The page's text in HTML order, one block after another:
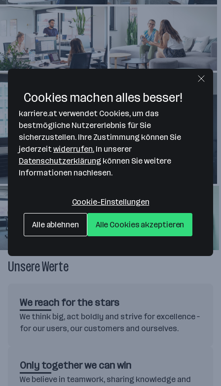
+ 6
Unsere Werte
We reach for the stars
We think big, act boldly and strive for excellence –
for our users, our customers and ourselves.
Only together we can win
We believe in teamwork, sharing knowledge and
Cookies machen alles besser!
karriere.at verwendet Cookies, um das
bestmögliche Nutzererlebnis für Sie
sicherzustellen. Ihre Zustimmung können Sie
jederzeitwiderrufen. In unserer
Datenschutzerklärung können Sie weitere
Informationen nachlesen.
Cookie-Einstellungen
Alle ablehnen Alle Cookies akzeptieren